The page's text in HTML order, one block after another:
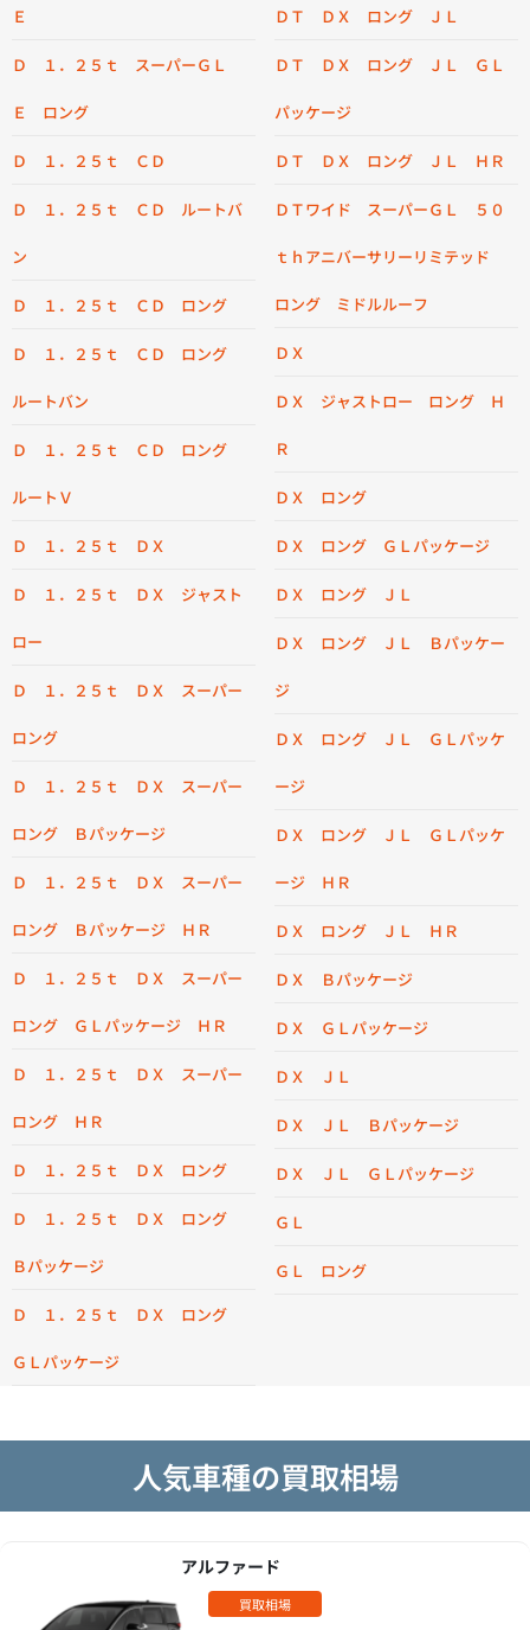
Ｅ
Ｄ １．２５ｔ スーパーＧＬ
Ｅ ロング
Ｄ １．２５ｔ ＣＤ
Ｄ １．２５ｔ ＣＤ ルートバ
ン
Ｄ １．２５ｔ ＣＤ ロング
Ｄ １．２５ｔ ＣＤ ロング
ルートバン
Ｄ １．２５ｔ ＣＤ ロング
ルートＶ
Ｄ １．２５ｔ ＤＸ
Ｄ １．２５ｔ ＤＸ ジャスト
ロー
Ｄ １．２５ｔ ＤＸ スーパー
ロング
Ｄ １．２５ｔ ＤＸ スーパー
ロング Ｂパッケージ
Ｄ １．２５ｔ ＤＸ スーパー
ロング Ｂパッケージ ＨＲ
Ｄ １．２５ｔ ＤＸ スーパー
ロング ＧＬパッケージ ＨＲ
Ｄ １．２５ｔ ＤＸ スーパー
ロング ＨＲ
Ｄ １．２５ｔ ＤＸ ロング
Ｄ １．２５ｔ ＤＸ ロング
Ｂパッケージ
Ｄ １．２５ｔ ＤＸ ロング
ＧＬパッケージ
ＤＴ ＤＸ ロング ＪＬ
ＤＴ ＤＸ ロング ＪＬ ＧＬ
パッケージ
ＤＴ ＤＸ ロング ＪＬ ＨＲ
ＤＴワイド スーパーＧＬ ５０
ｔｈアニバーサリーリミテッド
ロング ミドルルーフ
ＤＸ
ＤＸ ジャストロー ロング Ｈ
Ｒ
ＤＸ ロング
ＤＸ ロング ＧＬパッケージ
ＤＸ ロング ＪＬ
ＤＸ ロング ＪＬ Ｂパッケー
ジ
ＤＸ ロング ＪＬ ＧＬパッケ
ージ
ＤＸ ロング ＪＬ ＧＬパッケ
ージ ＨＲ
ＤＸ ロング ＪＬ ＨＲ
ＤＸ Ｂパッケージ
ＤＸ ＧＬパッケージ
ＤＸ ＪＬ
ＤＸ ＪＬ Ｂパッケージ
ＤＸ ＪＬ ＧＬパッケージ
ＧＬ
ＧＬ ロング
人気車種の買取相場
アルファード
買取相場